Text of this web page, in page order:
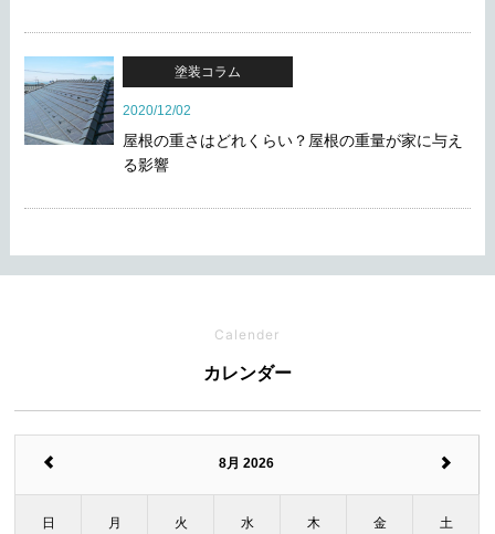
塗装コラム
2020/12/02
屋根の重さはどれくらい？屋根の重量が家に与え
る影響
Calender
カレンダー
8月 2026
日 月 火 水 木 金 土